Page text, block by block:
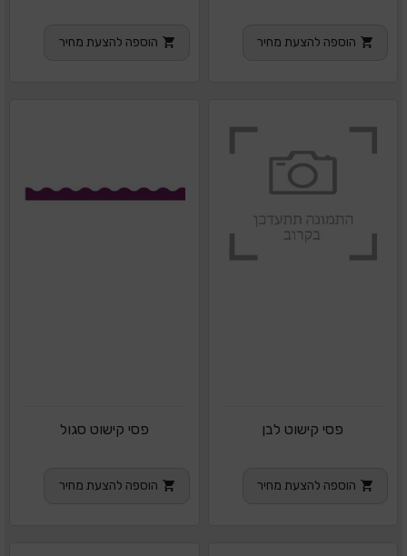
הוספה להצעת מחיר הוספה להצעת מחיר
פסי קישוט לבן
הוספה להצעת מחיר
פסי קישוט סגול
הוספה להצעת מחיר